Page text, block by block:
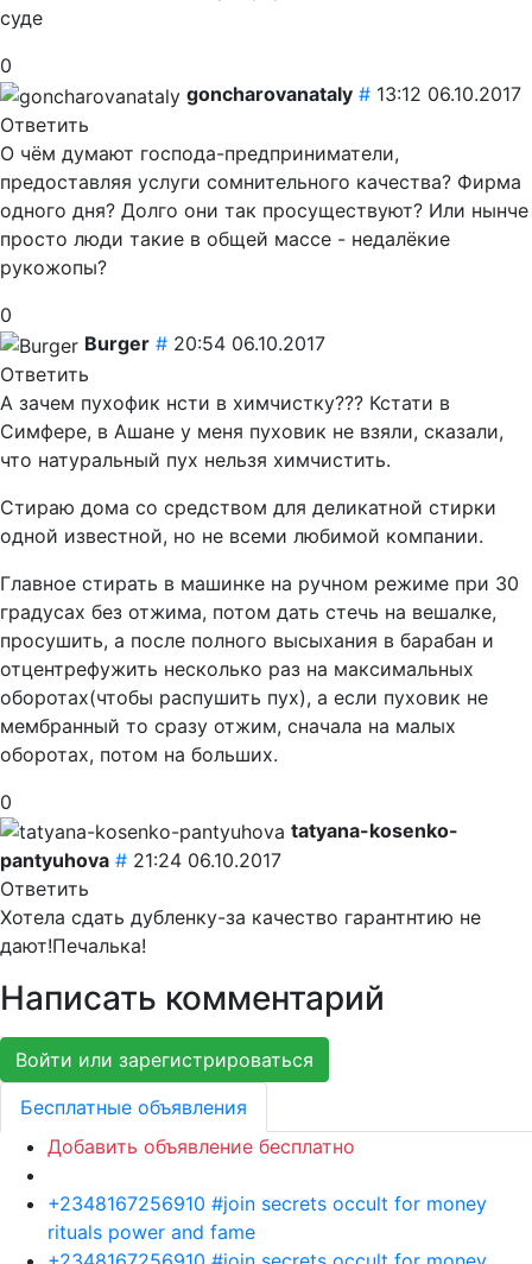
суде
0
goncharovanataly # 13:12 06.10.2017
Ответить
О чём думают господа-предприниматели,
предоставляя услуги сомнительного качества? Фирма
одного дня? Долго они так просуществуют? Или нынче
просто люди такие в общей массе - недалёкие
рукожопы?
0
Burger # 20:54 06.10.2017
Ответить
А зачем пухофик нсти в химчистку??? Кстати в
Симфере, в Ашане у меня пуховик не взяли, сказали,
что натуральный пух нельзя химчистить.
Стираю дома со средством для деликатной стирки
одной известной, но не всеми любимой компании.
Главное стирать в машинке на ручном режиме при 30
градусах без отжима, потом дать стечь на вешалке,
просушить, а после полного высыхания в барабан и
отцентрефужить несколько раз на максимальных
оборотах(чтобы распушить пух), а если пуховик не
мембранный то сразу отжим, сначала на малых
оборотах, потом на больших.
0
tatyana-kosenko-
pantyuhova # 21:24 06.10.2017
Ответить
Хотела сдать дубленку-за качество гарантнтию не
дают!Печалька!
Написать комментарий
Войти или зарегистрироваться
Бесплатные объявления
Добавить объявление бесплатно
+2348167256910 #join secrets occult for money
rituals power and fame